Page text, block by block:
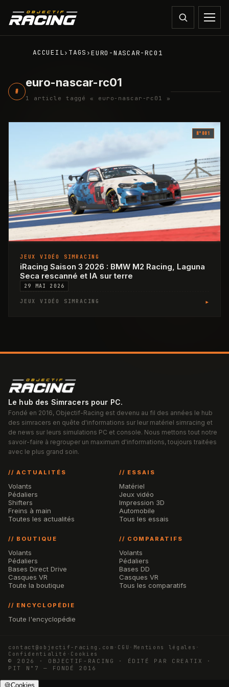
ACCUEIL› TAGS ›EURO-NASCAR-RC01
#
euro-nascar-rc01
1 article taggé « euro-nascar-rc01 »
N°001
JEUX VIDÉO SIMRACING
iRacing Saison 3 2026 : BMW M2 Racing, Laguna
Seca rescanné et IA sur terre
29 MAI 2026
JEUX VIDÉO SIMRACING ▸
Le hub des Simracers pour PC.
Fondé en 2016, Objectif-Racing est devenu au fil des années le hub
des simracers en quête d'informations sur leur matériel simracing et
de news sur leurs simulations PC et console. Nous mettons tout notre
savoir-faire à regrouper un maximum d'informations, toujours traitées
avec le plus grand soin.
// ACTUALITÉS
Volants
Pédaliers
Shifters
Freins à main
Toutes les actualités
// ESSAIS
Matériel
Jeux vidéo
Impression 3D
Automobile
Tous les essais
// BOUTIQUE
Volants
Pédaliers
Bases Direct Drive
Casques VR
Toute la boutique
// COMPARATIFS
Volants
Pédaliers
Bases DD
Casques VR
Tous les comparatifs
// ENCYCLOPÉDIE
Toute l'encyclopédie
contact@objectif-racing.com · CGU · Mentions légales ·
Confidentialité · Cookies
© 2026 · OBJECTIF-RACING · ÉDITÉ PAR CREATIX ·
PIT N°7 — FONDÉ 2016
🍪Cookies